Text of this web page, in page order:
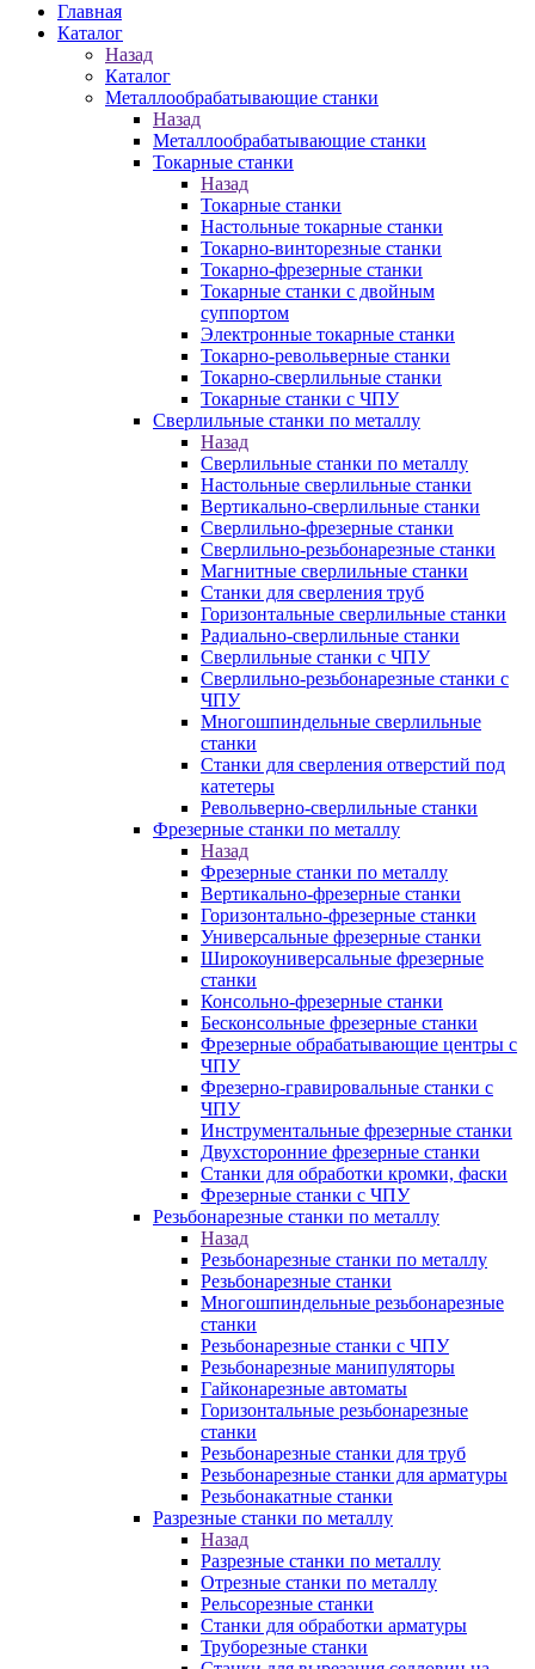
Главная
Каталог
Назад
Каталог
Металлообрабатывающие станки
Назад
Металлообрабатывающие станки
Токарные станки
Назад
Токарные станки
Настольные токарные станки
Токарно-винторезные станки
Токарно-фрезерные станки
Токарные станки с двойным
суппортом
Электронные токарные станки
Токарно-револьверные станки
Токарно-сверлильные станки
Токарные станки с ЧПУ
Сверлильные станки по металлу
Назад
Сверлильные станки по металлу
Настольные сверлильные станки
Вертикально-сверлильные станки
Сверлильно-фрезерные станки
Сверлильно-резьбонарезные станки
Магнитные сверлильные станки
Станки для сверления труб
Горизонтальные сверлильные станки
Радиально-сверлильные станки
Сверлильные станки с ЧПУ
Сверлильно-резьбонарезные станки с
ЧПУ
Многошпиндельные сверлильные
станки
Станки для сверления отверстий под
катетеры
Револьверно-сверлильные станки
Фрезерные станки по металлу
Назад
Фрезерные станки по металлу
Вертикально-фрезерные станки
Горизонтально-фрезерные станки
Универсальные фрезерные станки
Широкоуниверсальные фрезерные
станки
Консольно-фрезерные станки
Бесконсольные фрезерные станки
Фрезерные обрабатывающие центры с
ЧПУ
Фрезерно-гравировальные станки с
ЧПУ
Инструментальные фрезерные станки
Двухсторонние фрезерные станки
Станки для обработки кромки, фаски
Фрезерные станки с ЧПУ
Резьбонарезные станки по металлу
Назад
Резьбонарезные станки по металлу
Резьбонарезные станки
Многошпиндельные резьбонарезные
станки
Резьбонарезные станки с ЧПУ
Резьбонарезные манипуляторы
Гайконарезные автоматы
Горизонтальные резьбонарезные
станки
Резьбонарезные станки для труб
Резьбонарезные станки для арматуры
Резьбонакатные станки
Разрезные станки по металлу
Назад
Разрезные станки по металлу
Отрезные станки по металлу
Рельсорезные станки
Станки для обработки арматуры
Труборезные станки